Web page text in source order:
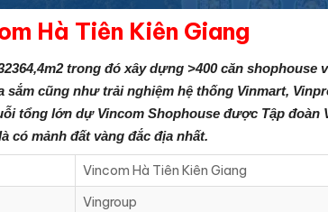
Hà Tiên Kiên Giang
trong đó xây dựng >400 căn
sắm cũng như trải nghiệm hệ thống Vinmart,
tổng lớn dự Vincom Shophouse được Tập
có mảnh đất vàng đắc địa nhất.
Vincom Hà Tiên Kiên Giang
Vingroup